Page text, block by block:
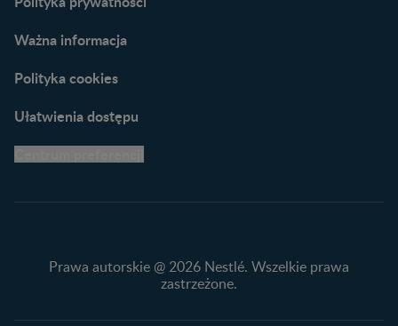
Ważna informacja
Polityka cookies
Ułatwienia dostępu
Prawa autorskie @ 2026 Nestlé. Wszelkie prawa
zastrzeżone.